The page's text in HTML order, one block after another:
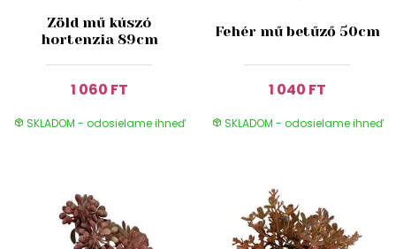
Zöld mű kúszó
hortenzia 89cm
1 060 FT
SKLADOM - odosielame ihneď
Fehér mű betűző 50cm
1 040 FT
SKLADOM - odosielame ihneď